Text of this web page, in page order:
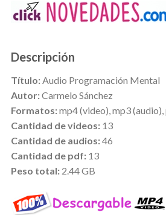
Descripción
Título:Audio Programación Mental
Autor:Carmelo Sánchez
Formatos:mp4 (video), mp3
Cantidad de videos:13
Cantidad de audios:46
Cantidad de pdf:13
Peso total:2.44 GB